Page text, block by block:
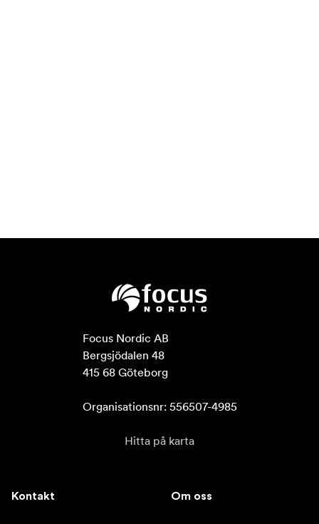
Focus Nordic AB
Bergsjödalen 48
415 68 Göteborg
Organisationsnr: 556507-4985
Hitta på karta
Kontakt Om oss